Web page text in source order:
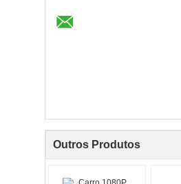
Outros Produtos